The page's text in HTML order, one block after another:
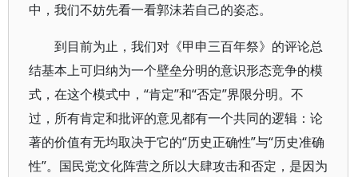
中，我们不妨先看一看郭沫若自己的姿态。
到目前为止，我们对《甲申三百年祭》的评论总
结基本上可归纳为一个壁垒分明的意识形态竞争的模
式，在这个模式中，“肯定”和“否定”界限分明。不
过，所有肯定和批评的意见都有一个共同的逻辑：论
著的价值有无均取决于它的“历史正确性”与“历史准确
性”。国民党文化阵营之所以大肆攻击和否定，是因为